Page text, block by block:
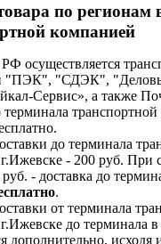
по регионам
компанией
РФ осуществляется
"ПЭК", "СДЭК",
Сервис», а также
терминала
до терминала
- 200 руб. При
- доставка до
.
от терминала
до терминала
дополнительно, исходя